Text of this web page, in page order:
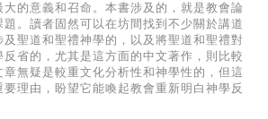
的意義和召命。本書涉及的，就是教會論
。讀者固然可以在坊間找到不少關於講道
聖道和聖禮神學的，以及將聖道和聖禮對
省的，尤其是這方面的中文著作，則比較
無疑是較重文化分析性和神學性的，但這
理由，盼望它能喚起教會重新明白神學反